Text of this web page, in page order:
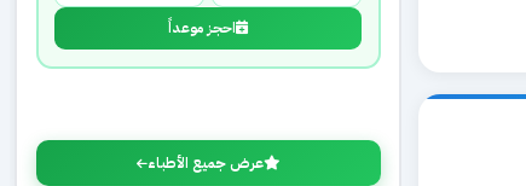
احجز موعداً
عرض جميع الأطباء